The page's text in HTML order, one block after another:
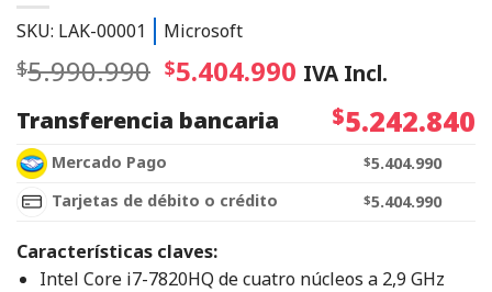
SKU: LAK-00001 Microsoft
$5.990.990 $5.404.990 IVA Incl.
Transferencia bancaria
$5.242.840
Mercado Pago $5.404.990
Tarjetas de débito o crédito
$5.404.990
Características claves:
Intel Core i7-7820HQ de cuatro núcleos a 2,9 GHz